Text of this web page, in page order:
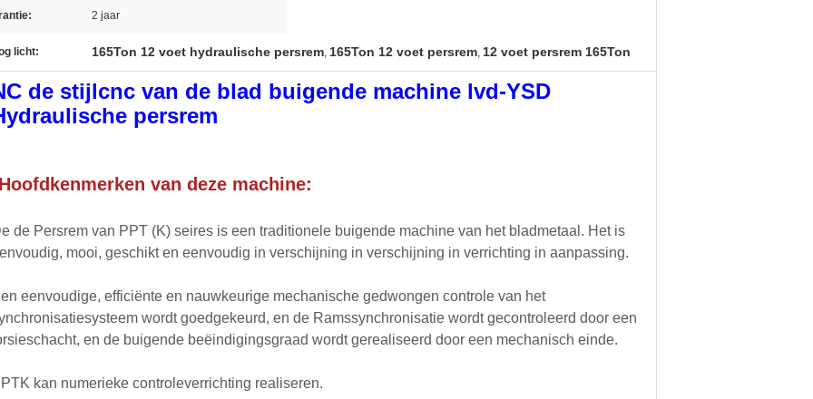
2 jaar
licht: 165Ton 12 voet hydraulische persrem, 165Ton 12 voet persrem, 12 voet persrem 165Ton
de stijlcnc van de blad buigende machine lvd-YSD
persrem
kenmerken van deze machine:
de Persrem van PPT (K) seires is een traditionele buigende machine van het bladmetaal. Het is
mooi, geschikt en eenvoudig in verschijning in verschijning in verrichting in aanpassing.
eenvoudige, efficiënte en nauwkeurige mechanische gedwongen controle van het
wordt goedgekeurd, en de Ramssynchronisatie wordt gecontroleerd door een
en de buigende beëindigingsgraad wordt gerealiseerd door een mechanisch einde.
kan numerieke controleverrichting realiseren.